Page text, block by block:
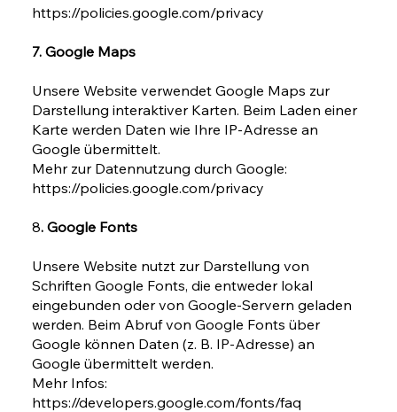
https://policies.google.com/privacy
7. Google Maps
Unsere Website verwendet Google Maps zur
Darstellung interaktiver Karten. Beim Laden einer
Karte werden Daten wie Ihre IP-Adresse an
Google übermittelt.
Mehr zur Datennutzung durch Google:
https://policies.google.com/privacy
8. Google Fonts
Unsere Website nutzt zur Darstellung von
Schriften Google Fonts, die entweder lokal
eingebunden oder von Google-Servern geladen
werden. Beim Abruf von Google Fonts über
Google können Daten (z. B. IP-Adresse) an
Google übermittelt werden.
Mehr Infos:
https://developers.google.com/fonts/faq